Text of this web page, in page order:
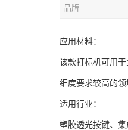
品牌
应用材料：
该款打标机可用
细度要求较高的领
适用行业：
塑胶透光按键、